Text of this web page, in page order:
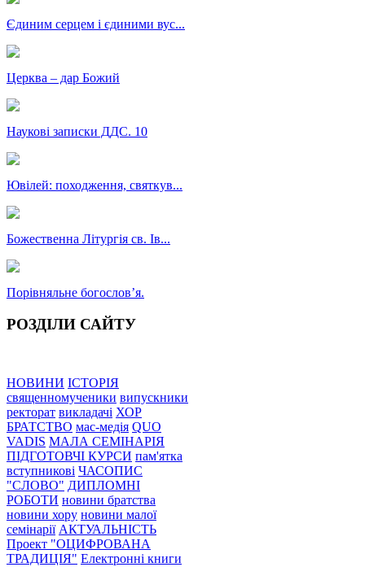
Єдиним серцем і єдиними вус...
Церква – дар Божий
Наукові записки ДДС. 10
Ювілей: походження, святкув...
Божественна Літургія св. Ів...
Порівняльне богословʼя.
РОЗДІЛИ САЙТУ
НОВИНИ ІСТОРІЯ
священномученики випускники
ректорат викладачі ХОР
БРАТСТВО мас-медія QUO
VADIS МАЛА СЕМІНАРІЯ
ПІДГОТОВЧІ КУРСИ пам'ятка
вступникові ЧАСОПИС
"СЛОВО" ДИПЛОМНІ
РОБОТИ новини братства
новини хору новини малої
семінарії АКТУАЛЬНІСТЬ
Проект "ОЦИФРОВАНА
ТРАДИЦІЯ" Електронні книги